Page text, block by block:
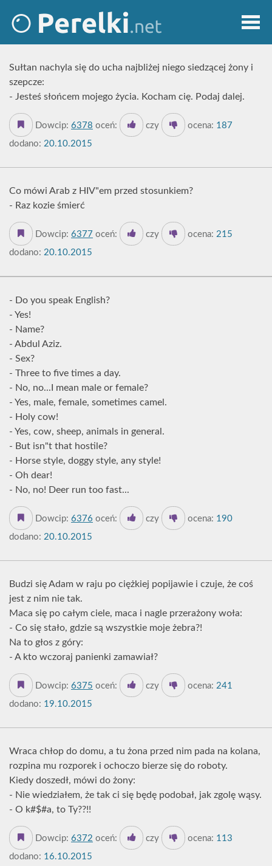
Sułtan nachyla się do ucha najbliżej niego siedzącej żony i
szepcze:
- Jesteś słońcem mojego życia. Kocham cię. Podaj dalej.
Dowcip: 6378 oceń: czy ocena: 187
dodano: 20.10.2015
Co mówi Arab z HIV"em przed stosunkiem?
- Raz kozie śmierć
Dowcip: 6377 oceń: czy ocena: 215
dodano: 20.10.2015
- Do you speak English?
- Yes!
- Name?
- Abdul Aziz.
- Sex?
- Three to five times a day.
- No, no...I mean male or female?
- Yes, male, female, sometimes camel.
- Holy cow!
- Yes, cow, sheep, animals in general.
- But isn"t that hostile?
- Horse style, doggy style, any style!
- Oh dear!
- No, no! Deer run too fast...
Dowcip: 6376 oceń: czy ocena: 190
dodano: 20.10.2015
Budzi się Adam w raju po ciężkiej popijawie i czuje, że coś
jest z nim nie tak.
Maca się po całym ciele, maca i nagle przerażony woła:
- Co się stało, gdzie są wszystkie moje żebra?!
Na to głos z góry:
- A kto wczoraj panienki zamawiał?
Dowcip: 6375 oceń: czy ocena: 241
dodano: 19.10.2015
Wraca chłop do domu, a tu żona przed nim pada na kolana,
rozpina mu rozporek i ochoczo bierze się do roboty.
Kiedy doszedł, mówi do żony:
- Nie wiedziałem, że tak ci się będę podobał, jak zgolę wąsy.
- O k#$#a, to Ty??!!
Dowcip: 6372 oceń: czy ocena: 113
dodano: 16.10.2015